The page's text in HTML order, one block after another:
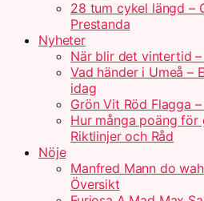
28 tum cykel längd –
Prestanda
Nyheter
När blir det vintertid
Vad händer i Umeå –
idag
Grön Vit Röd Flagga
Hur många poäng för
Riktlinjer och Råd
Nöje
Manfred Mann do
Översikt